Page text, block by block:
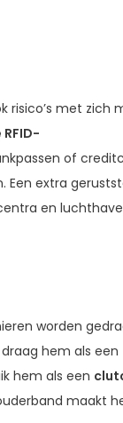
risico’s met zich
of
Een extra
en
worden
hem als een
hem als een
maakt